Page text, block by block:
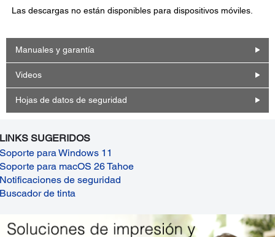
Las descargas no están disponibles para dispositivos móviles.
Manuales y garantía
Videos
Hojas de datos de seguridad
LINKS SUGERIDOS
Soporte para Windows 11
Soporte para macOS 26 Tahoe
Notificaciones de seguridad
Buscador de tinta